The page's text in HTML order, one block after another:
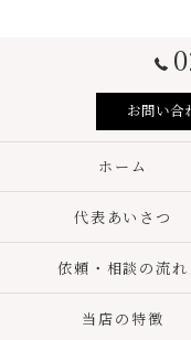
お問い合
ホーム
代表あいさつ
依頼・相談の流れ
当店の特徴